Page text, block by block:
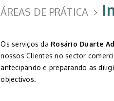
ÁREAS DE PRÁTICA
Os serviços da Rosário Duarte
nossos Clientes no sector
antecipando e preparando as
objectivos.